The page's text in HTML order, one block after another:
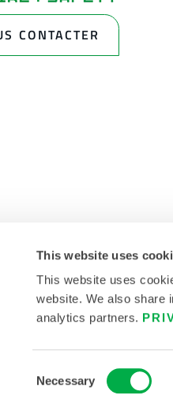
This website uses
This website uses
website. We also share
analytics partners.
Selection
Necessary
CONTACTER
INC. TOUS DROITS RÉSERVÉS.